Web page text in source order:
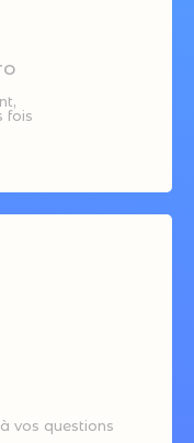
fois
vos questions